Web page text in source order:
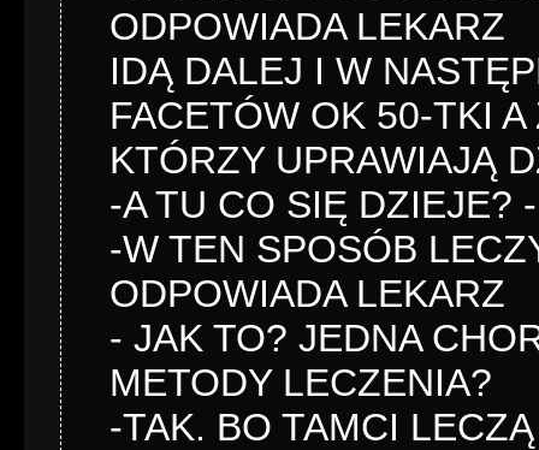
ODPOWIADA LEKARZ
IDĄ DALEJ I W
FACETÓW OK 50-TKI
KTÓRZY UPRAWIAJĄ
-A TU CO SIĘ DZIEJE?
-W TEN SPOSÓB
ODPOWIADA LEKARZ
- JAK TO? JEDNA
METODY LECZENIA?
-TAK. BO TAMCI